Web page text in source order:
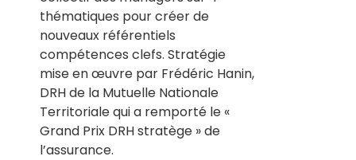
thématiques pour créer de
nouveaux référentiels
compétences clefs. Stratégie
mise en œuvre par Frédéric Hanin,
DRH de la Mutuelle Nationale
Territoriale qui a remporté le «
Grand Prix DRH stratège » de
l’assurance.